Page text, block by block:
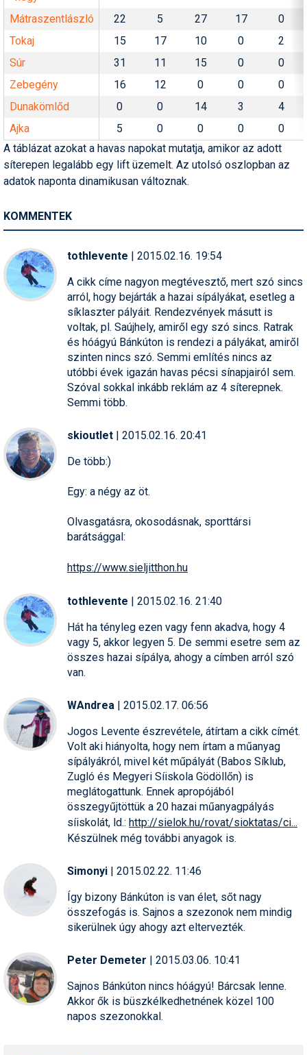
Mátraszentlászló
22 5 27 17
0
Tokaj
15 17 10 0
2
Súr
31 11 15 0
0
Zebegény
16 12 0 0
0
Dunakömlőd
0 0 14 3
4
Ajka
5 0 0 0
0
A táblázat azokat a havas napokat mutatja, amikor az adott
síterepen legalább egy lift üzemelt. Az utolsó oszlopban az
adatok naponta dinamikusan változnak.
KOMMENTEK
tothlevente | 2015.02.16. 19:54
A cikk címe nagyon megtévesztő, mert szó sincs
arról, hogy bejárták a hazai sípályákat, esetleg a
síklaszter pályáit. Rendezvények másutt is
voltak, pl. Saújhely, amiről egy szó sincs. Ratrak
és hóágyú Bánkúton is rendezi a pályákat, amiről
szinten nincs szó. Semmi említés nincs az
utóbbi évek igazán havas pécsi sínapjairól sem.
Szóval sokkal inkább reklám az 4 síterepnek.
Semmi több.
skioutlet | 2015.02.16. 20:41
De több:)
Egy: a négy az öt.
Olvasgatásra, okosodásnak, sporttársi
barátsággal:
https://www.sieljitthon.hu
tothlevente | 2015.02.16. 21:40
Hát ha tényleg ezen vagy fenn akadva, hogy 4
vagy 5, akkor legyen 5. De semmi esetre sem az
összes hazai sípálya, ahogy a címben arról szó
van.
WAndrea | 2015.02.17. 06:56
Jogos Levente észrevétele, átírtam a cikk címét.
Volt aki hiányolta, hogy nem írtam a műanyag
sípályákról, mivel két műpályát (Babos Síklub,
Zugló és Megyeri Síiskola Gödöllőn) is
meglátogattunk. Ennek apropójából
összegyűjtöttük a 20 hazai műanyagpályás
síiskolát, ld.: http://sielok.hu/rovat/sioktatas/ci...
Készülnek még további anyagok is.
Simonyi | 2015.02.22. 11:46
Így bizony Bánkúton is van élet, sőt nagy
összefogás is. Sajnos a szezonok nem mindig
sikerülnek úgy ahogy azt eltervezték.
Peter Demeter | 2015.03.06. 10:41
Sajnos Bánkúton nincs hóágyú! Bárcsak lenne.
Akkor ők is büszkélkedhetnének közel 100
napos szezonokkal.